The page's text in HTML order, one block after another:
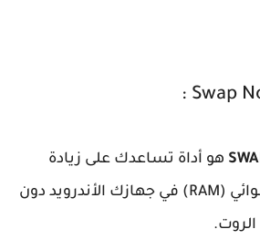
هو أداة تساعدك على زيادة
ذاكرة الوصول العشوائي (RAM) في جهازك الأندرويد دون
الروت.